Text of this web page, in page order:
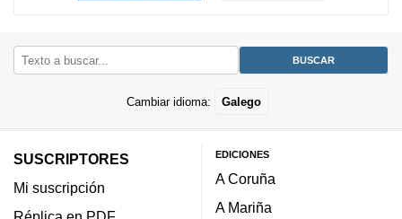
Cambiar idioma: Galego
SUSCRIPTORES
Mi suscripción
EDICIONES
A Coruña
A Mariña